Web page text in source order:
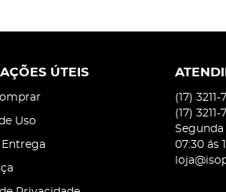
ÚTEIS
Uso
Entrega
(17) 3211-
(17) 3211-
Segunda
07:30 ás